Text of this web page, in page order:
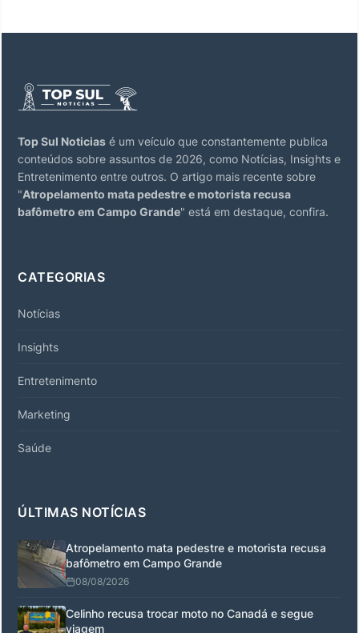
Top Sul Noticias é um veículo que constantemente publica
conteúdos sobre assuntos de 2026, como Notícias, Insights e
Entretenimento entre outros. O artigo mais recente sobre
"Atropelamento mata pedestre e motorista recusa
bafômetro em Campo Grande" está em destaque, confira.
CATEGORIAS
Notícias
Insights
Entretenimento
Marketing
Saúde
ÚLTIMAS NOTÍCIAS
Atropelamento mata pedestre e motorista recusa
bafômetro em Campo Grande
08/08/2026
Celinho recusa trocar moto no Canadá e segue
viagem